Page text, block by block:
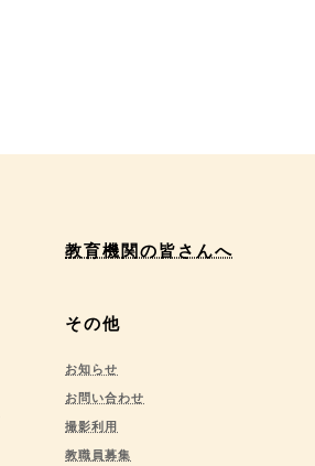
教育機関の皆さんへ
その他
お知らせ
お問い合わせ
撮影利用
教職員募集